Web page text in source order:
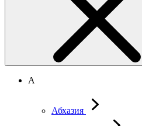
А
Абхазия